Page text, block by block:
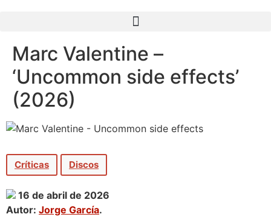
Marc Valentine –
‘Uncommon side effects’
(2026)
Críticas Discos
16 de abril de 2026
Autor: Jorge García.